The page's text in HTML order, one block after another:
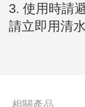
3. 使用時請
請立即用清
相關產品